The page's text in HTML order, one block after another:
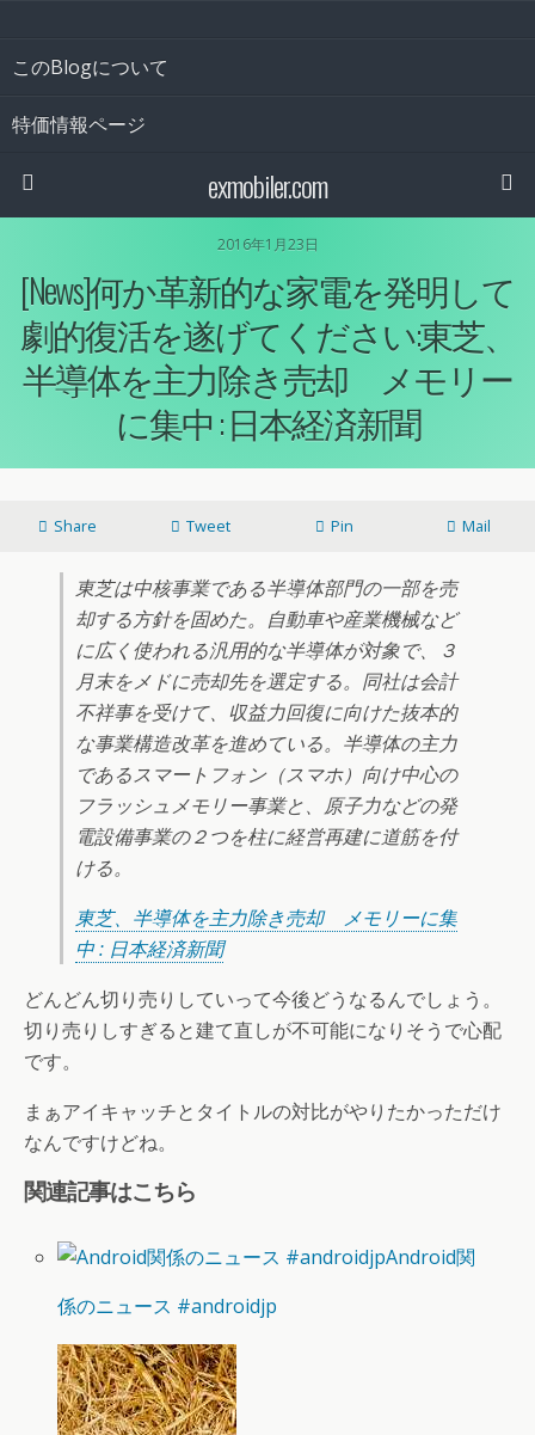
このBlogについて
特価情報ページ
exmobiler.com
2016年1月23日
[News]何か革新的な家電を発明して
劇的復活を遂げてください:東芝、
半導体を主力除き売却 メモリー
に集中 : 日本経済新聞
Share Tweet Pin Mail
東芝は中核事業である半導体部門の一部を売
却する方針を固めた。自動車や産業機械など
に広く使われる汎用的な半導体が対象で、３
月末をメドに売却先を選定する。同社は会計
不祥事を受けて、収益力回復に向けた抜本的
な事業構造改革を進めている。半導体の主力
であるスマートフォン（スマホ）向け中心の
フラッシュメモリー事業と、原子力などの発
電設備事業の２つを柱に経営再建に道筋を付
ける。
東芝、半導体を主力除き売却 メモリーに集
中 : 日本経済新聞
どんどん切り売りしていって今後どうなるんでしょう。
切り売りしすぎると建て直しが不可能になりそうで心配
です。
まぁアイキャッチとタイトルの対比がやりたかっただけ
なんですけどね。
関連記事はこちら
Android関
係のニュース #androidjp